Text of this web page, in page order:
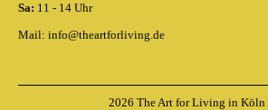
Sa: 11 - 14 Uhr
Mail: info@theartforliving.de
2026 The Art for Living in Köln